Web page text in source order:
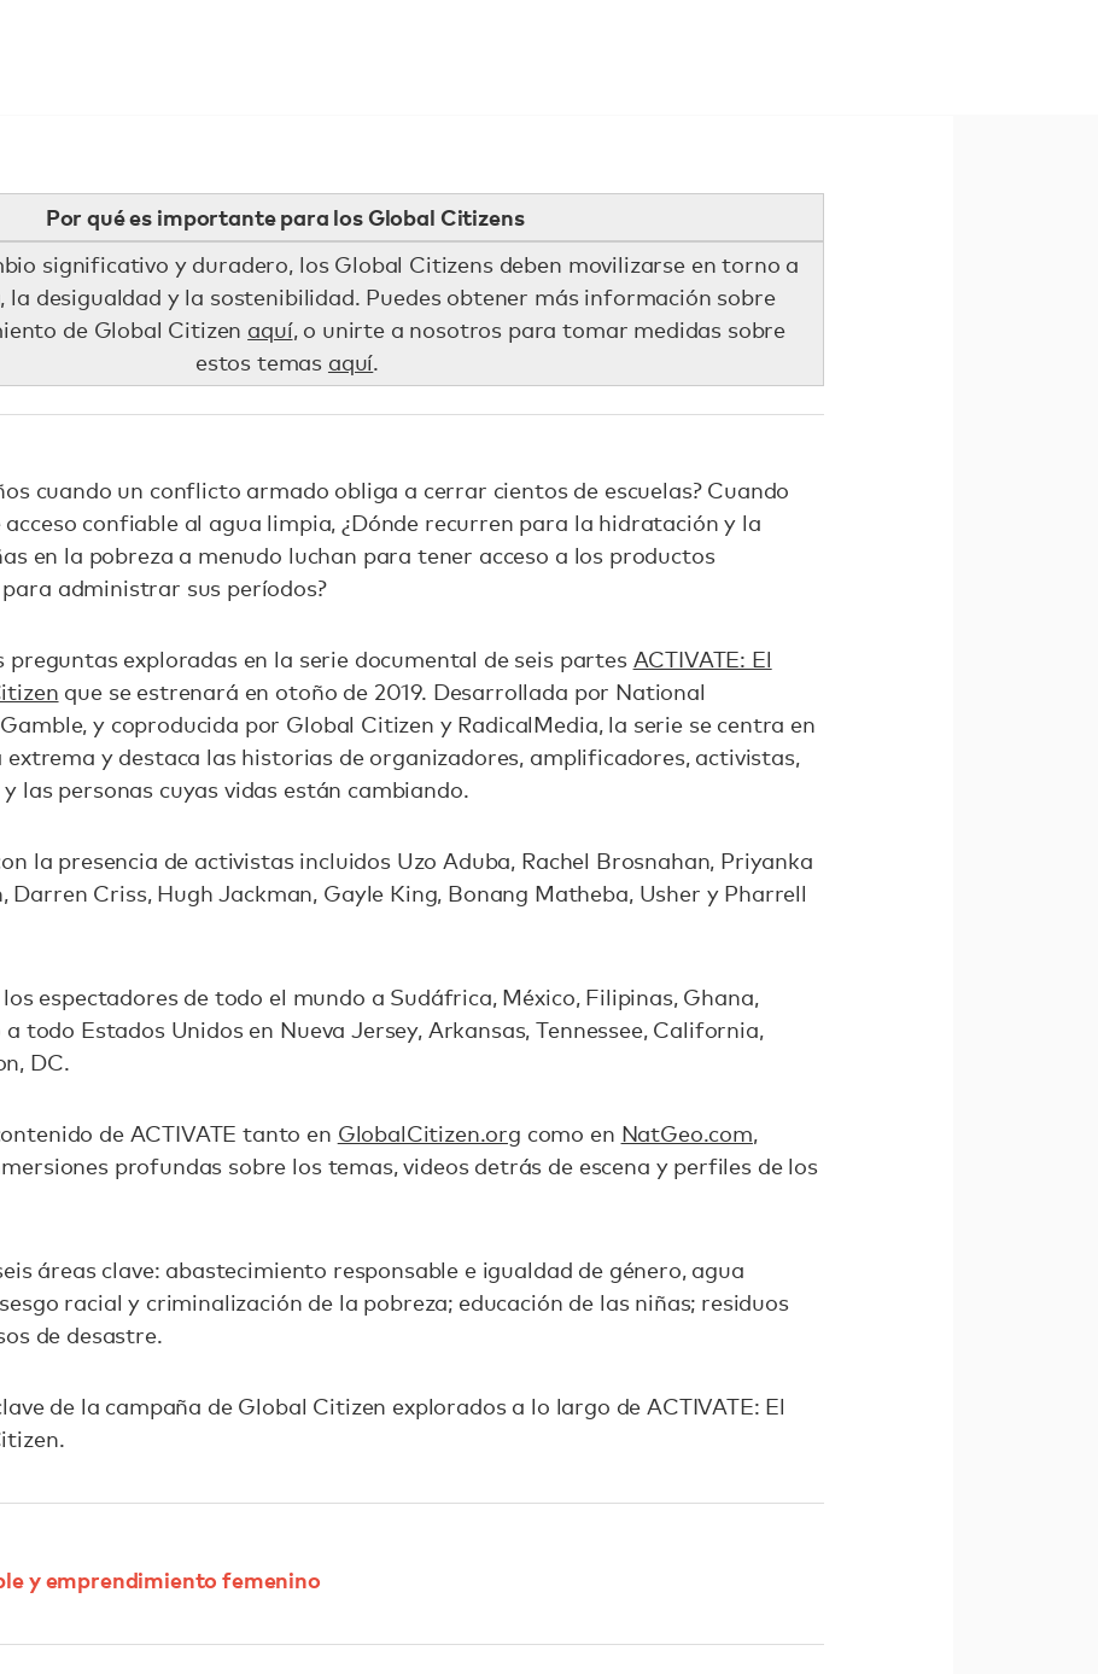
Por qué es importante para los Global Citizens
significativo y duradero, los Global Citizens deben movilizarse en torno a
la desigualdad y la sostenibilidad. Puedes obtener más información sobre
de Global Citizen aquí, o unirte a nosotros para tomar medidas sobre
estos temas aquí.
cuando un conflicto armado obliga a cerrar cientos de escuelas? Cuando
confiable al agua limpia, ¿Dónde recurren para la hidratación y la
en la pobreza a menudo luchan para tener acceso a los productos
administrar sus períodos?
preguntas exploradas en la serie documental de seis partes ACTIVATE: El
que se estrenará en otoño de 2019. Desarrollada por National
y coproducida por Global Citizen y RadicalMedia, la serie se centra en
extrema y destaca las historias de organizadores, amplificadores, activistas,
las personas cuyas vidas están cambiando.
la presencia de activistas incluidos Uzo Aduba, Rachel Brosnahan, Priyanka
Darren Criss, Hugh Jackman, Gayle King, Bonang Matheba, Usher y Pharrell
espectadores de todo el mundo a Sudáfrica, México, Filipinas, Ghana,
todo Estados Unidos en Nueva Jersey, Arkansas, Tennessee, California,
DC.
de ACTIVATE tanto en GlobalCitizen.org como en NatGeo.com,
profundas sobre los temas, videos detrás de escena y perfiles de los
áreas clave: abastecimiento responsable e igualdad de género, agua
racial y criminalización de la pobreza; educación de las niñas; residuos
de desastre.
de la campaña de Global Citizen explorados a lo largo de ACTIVATE: El
y emprendimiento femenino